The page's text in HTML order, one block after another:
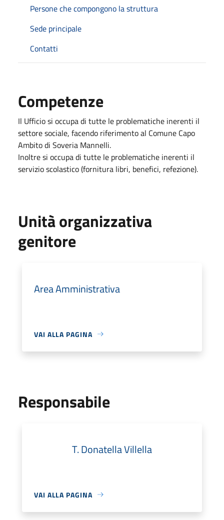
Persone che compongono la struttura
Sede principale
Contatti
Competenze
Il Ufficio si occupa di tutte le problematiche inerenti il
settore sociale, facendo riferimento al Comune Capo
Ambito di Soveria Mannelli.
Inoltre si occupa di tutte le problematiche inerenti il
servizio scolastico (fornitura libri, benefici, refezione).
Unità organizzativa
genitore
Area Amministrativa
VAI ALLA PAGINA
Responsabile
T. Donatella Villella
VAI ALLA PAGINA